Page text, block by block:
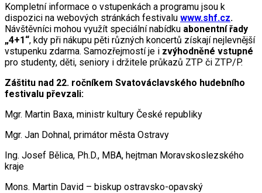
Kompletní informace o vstupenkách a programu jsou k
dispozici na webových stránkách festivalu www.shf.cz.
Návštěvníci mohou využít speciální nabídku abonentní řady
„4+1“, kdy při nákupu pěti různých koncertů získají nejlevnější
vstupenku zdarma. Samozřejmostí je i zvýhodněné vstupné
pro studenty, děti, seniory i držitele průkazů ZTP či ZTP/P.
Záštitu nad 22. ročníkem Svatováclavského hudebního
festivalu převzali:
Mgr. Martin Baxa, ministr kultury České republiky
Mgr. Jan Dohnal, primátor města Ostravy
Ing. Josef Bělica, Ph.D., MBA, hejtman Moravskoslezského
kraje
Mons. Martin David – biskup ostravsko-opavský